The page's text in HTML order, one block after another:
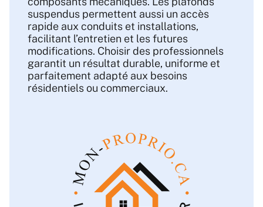
suspendus permettent aussi un accès
rapide aux conduits et installations,
facilitant l’entretien et les futures
modifications. Choisir des professionnels
garantit un résultat durable, uniforme et
parfaitement adapté aux besoins
résidentiels ou commerciaux.